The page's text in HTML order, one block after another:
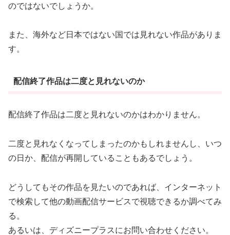
のではないでしょうか。
また、海外など日本ではない国では見れない作品がありま
す。
配信終了作品は二度と見れないのか
配信終了作品は二度と見れないのかはわかりません。
二度と見れなくなってしまったのかもしれませんし、いつ
の日か、配信が再開していることもあるでしょう。
どうしてもその作品を見たいのであれば、インターネット
で検索して他の動画配信サービスで視聴できるか調べてみ
る。
あるいは、ディズニープラスにお問い合わせください。